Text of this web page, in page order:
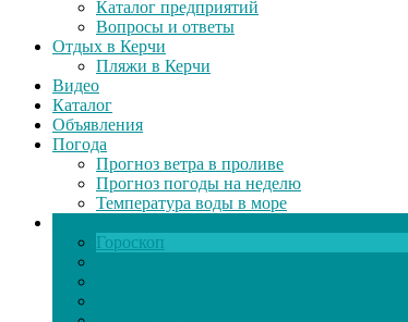
Каталог предприятий
Вопросы и ответы
Отдых в Керчи
Пляжи в Керчи
Видео
Каталог
Объявления
Погода
Прогноз ветра в проливе
Прогноз погоды на неделю
Температура воды в море
Гороскоп